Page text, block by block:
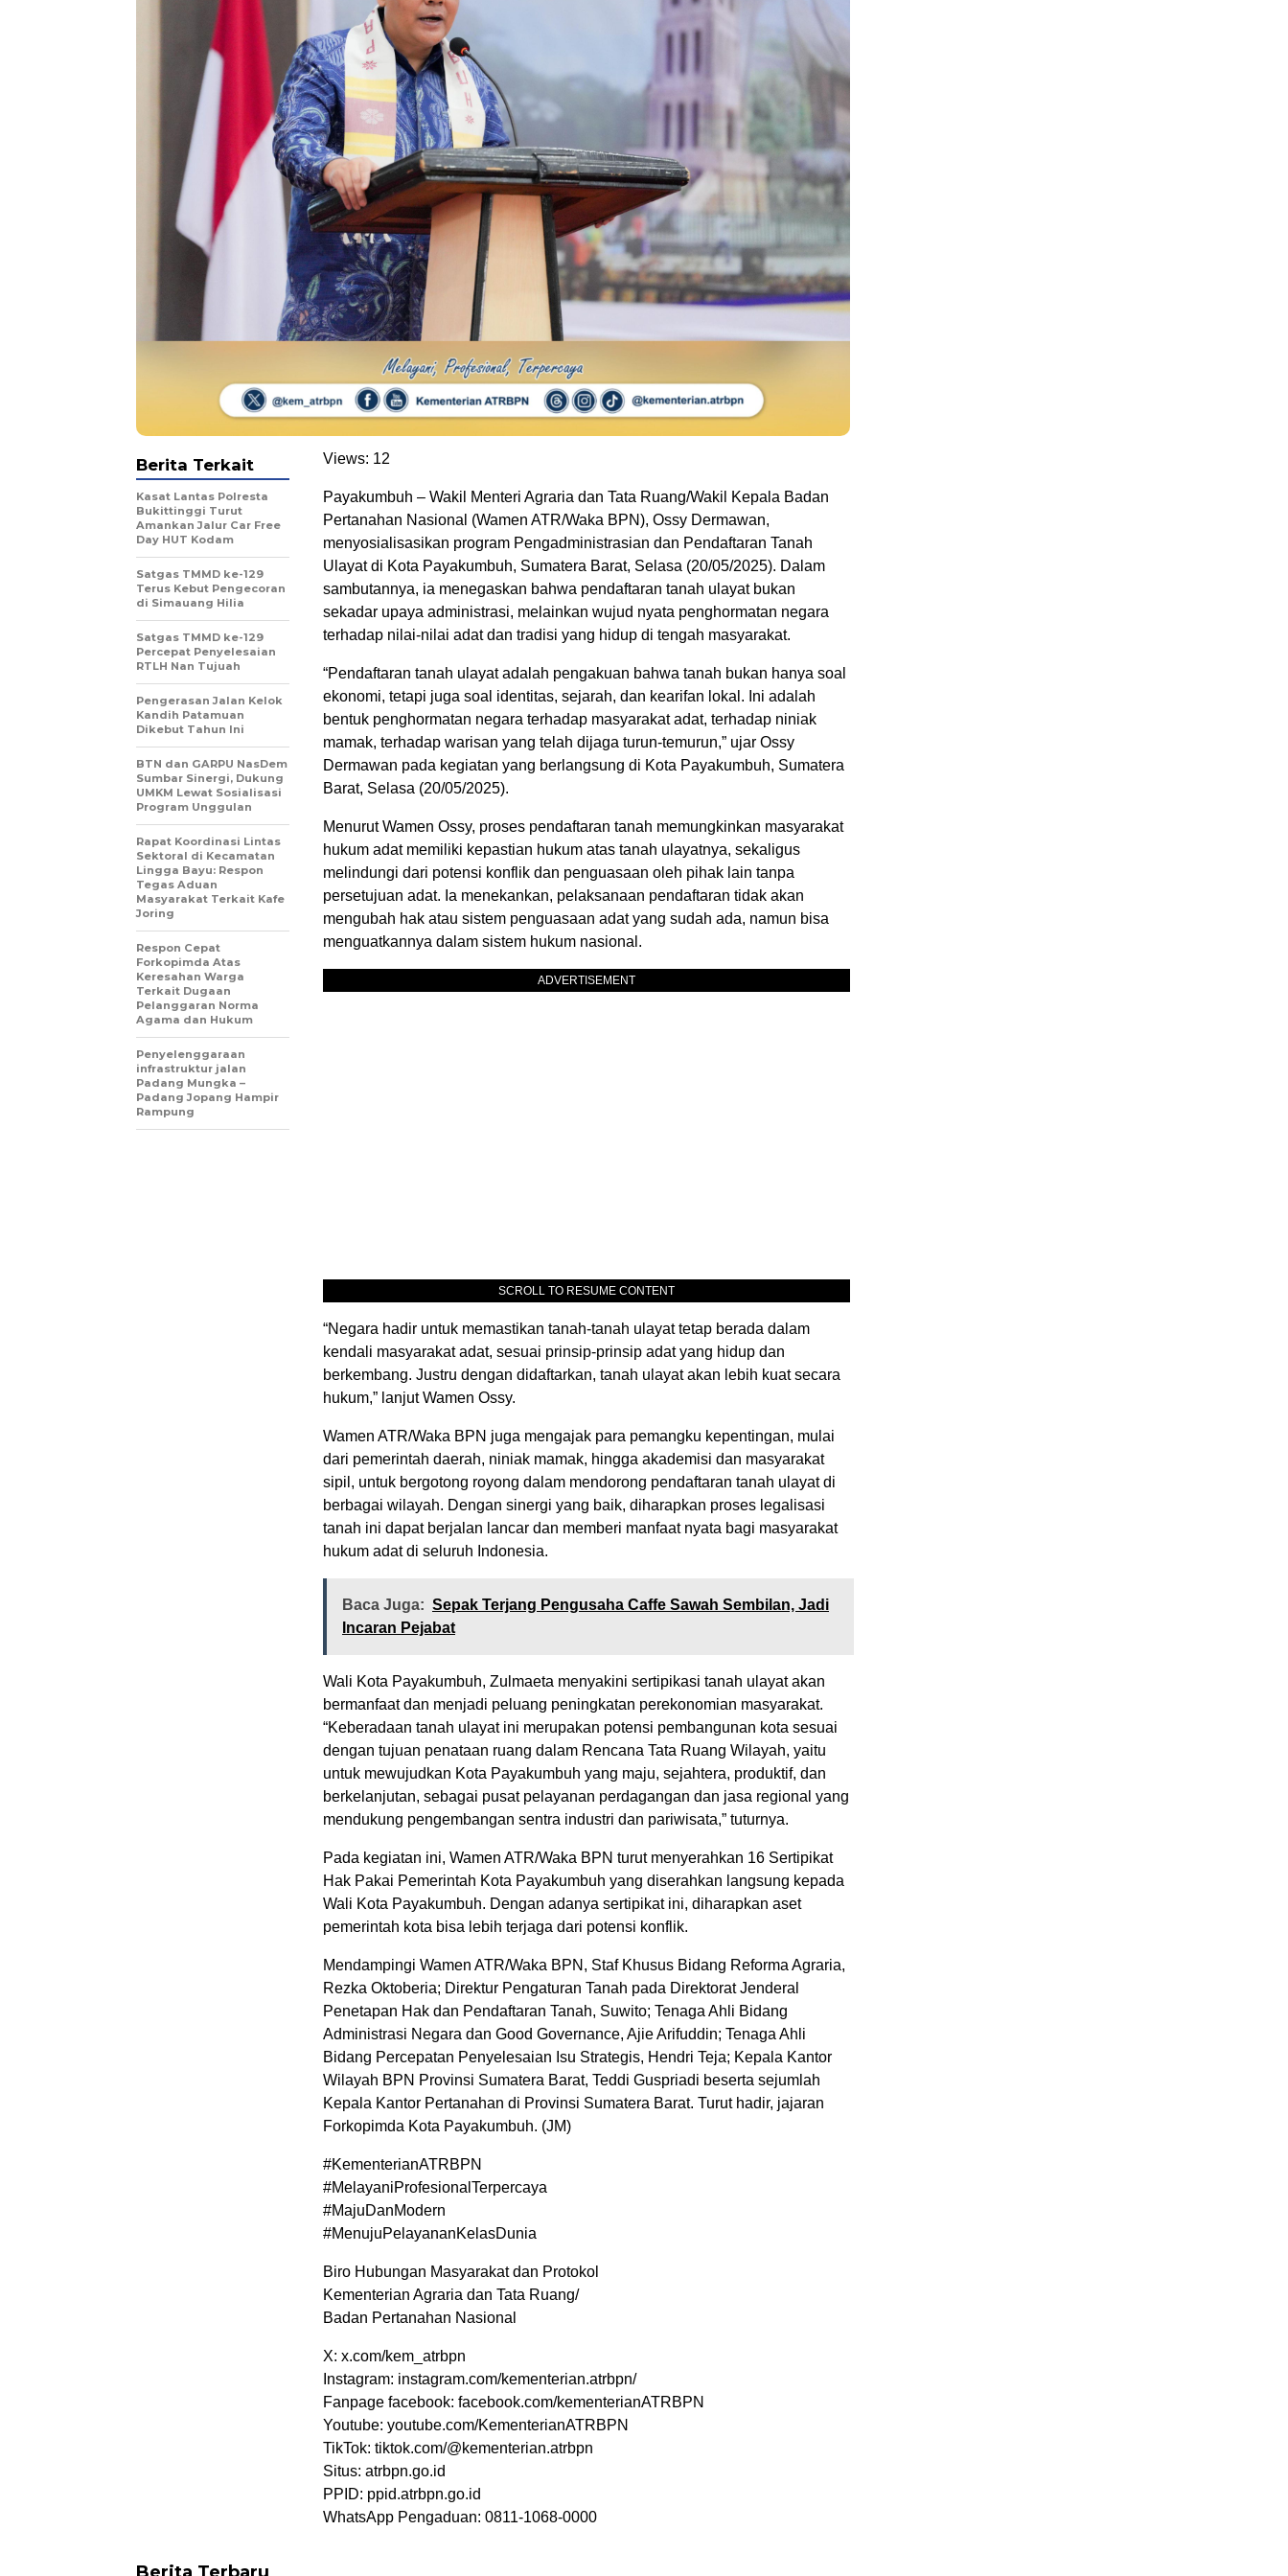
Views: 12
Payakumbuh – Wakil Menteri Agraria dan Tata Ruang/Wakil Kepala Badan
Pertanahan Nasional (Wamen ATR/Waka BPN), Ossy Dermawan,
menyosialisasikan program Pengadministrasian dan Pendaftaran Tanah
Ulayat di Kota Payakumbuh, Sumatera Barat, Selasa (20/05/2025). Dalam
sambutannya, ia menegaskan bahwa pendaftaran tanah ulayat bukan
sekadar upaya administrasi, melainkan wujud nyata penghormatan negara
terhadap nilai-nilai adat dan tradisi yang hidup di tengah masyarakat.
“Pendaftaran tanah ulayat adalah pengakuan bahwa tanah bukan hanya soal
ekonomi, tetapi juga soal identitas, sejarah, dan kearifan lokal. Ini adalah
bentuk penghormatan negara terhadap masyarakat adat, terhadap niniak
mamak, terhadap warisan yang telah dijaga turun-temurun,” ujar Ossy
Dermawan pada kegiatan yang berlangsung di Kota Payakumbuh, Sumatera
Barat, Selasa (20/05/2025).
Menurut Wamen Ossy, proses pendaftaran tanah memungkinkan masyarakat
hukum adat memiliki kepastian hukum atas tanah ulayatnya, sekaligus
melindungi dari potensi konflik dan penguasaan oleh pihak lain tanpa
persetujuan adat. Ia menekankan, pelaksanaan pendaftaran tidak akan
mengubah hak atau sistem penguasaan adat yang sudah ada, namun bisa
menguatkannya dalam sistem hukum nasional.
ADVERTISEMENT
SCROLL TO RESUME CONTENT
“Negara hadir untuk memastikan tanah-tanah ulayat tetap berada dalam
kendali masyarakat adat, sesuai prinsip-prinsip adat yang hidup dan
berkembang. Justru dengan didaftarkan, tanah ulayat akan lebih kuat secara
hukum,” lanjut Wamen Ossy.
Wamen ATR/Waka BPN juga mengajak para pemangku kepentingan, mulai
dari pemerintah daerah, niniak mamak, hingga akademisi dan masyarakat
sipil, untuk bergotong royong dalam mendorong pendaftaran tanah ulayat di
berbagai wilayah. Dengan sinergi yang baik, diharapkan proses legalisasi
tanah ini dapat berjalan lancar dan memberi manfaat nyata bagi masyarakat
hukum adat di seluruh Indonesia.
Baca Juga: Sepak Terjang Pengusaha Caffe Sawah Sembilan, Jadi
Incaran Pejabat
Wali Kota Payakumbuh, Zulmaeta menyakini sertipikasi tanah ulayat akan
bermanfaat dan menjadi peluang peningkatan perekonomian masyarakat.
“Keberadaan tanah ulayat ini merupakan potensi pembangunan kota sesuai
dengan tujuan penataan ruang dalam Rencana Tata Ruang Wilayah, yaitu
untuk mewujudkan Kota Payakumbuh yang maju, sejahtera, produktif, dan
berkelanjutan, sebagai pusat pelayanan perdagangan dan jasa regional yang
mendukung pengembangan sentra industri dan pariwisata,” tuturnya.
Pada kegiatan ini, Wamen ATR/Waka BPN turut menyerahkan 16 Sertipikat
Hak Pakai Pemerintah Kota Payakumbuh yang diserahkan langsung kepada
Wali Kota Payakumbuh. Dengan adanya sertipikat ini, diharapkan aset
pemerintah kota bisa lebih terjaga dari potensi konflik.
Mendampingi Wamen ATR/Waka BPN, Staf Khusus Bidang Reforma Agraria,
Rezka Oktoberia; Direktur Pengaturan Tanah pada Direktorat Jenderal
Penetapan Hak dan Pendaftaran Tanah, Suwito; Tenaga Ahli Bidang
Administrasi Negara dan Good Governance, Ajie Arifuddin; Tenaga Ahli
Bidang Percepatan Penyelesaian Isu Strategis, Hendri Teja; Kepala Kantor
Wilayah BPN Provinsi Sumatera Barat, Teddi Guspriadi beserta sejumlah
Kepala Kantor Pertanahan di Provinsi Sumatera Barat. Turut hadir, jajaran
Forkopimda Kota Payakumbuh. (JM)
#KementerianATRBPN
#MelayaniProfesionalTerpercaya
#MajuDanModern
#MenujuPelayananKelasDunia
Biro Hubungan Masyarakat dan Protokol
Kementerian Agraria dan Tata Ruang/
Badan Pertanahan Nasional
X: x.com/kem_atrbpn
Instagram: instagram.com/kementerian.atrbpn/
Fanpage facebook: facebook.com/kementerianATRBPN
Youtube: youtube.com/KementerianATRBPN
TikTok: tiktok.com/@kementerian.atrbpn
Situs: atrbpn.go.id
PPID: ppid.atrbpn.go.id
WhatsApp Pengaduan: 0811-1068-0000
Berita Terkait
Kasat Lantas Polresta
Bukittinggi Turut
Amankan Jalur Car Free
Day HUT Kodam
Satgas TMMD ke-129
Terus Kebut Pengecoran
di Simauang Hilia
Satgas TMMD ke-129
Percepat Penyelesaian
RTLH Nan Tujuah
Pengerasan Jalan Kelok
Kandih Patamuan
Dikebut Tahun Ini
BTN dan GARPU NasDem
Sumbar Sinergi, Dukung
UMKM Lewat Sosialisasi
Program Unggulan
Rapat Koordinasi Lintas
Sektoral di Kecamatan
Lingga Bayu: Respon
Tegas Aduan
Masyarakat Terkait Kafe
Joring
Respon Cepat
Forkopimda Atas
Keresahan Warga
Terkait Dugaan
Pelanggaran Norma
Agama dan Hukum
Penyelenggaraan
infrastruktur jalan
Padang Mungka –
Padang Jopang Hampir
Rampung